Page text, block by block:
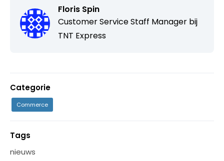
Floris Spin
Customer Service Staff Manager bij
TNT Express
Categorie
Commerce
Tags
nieuws